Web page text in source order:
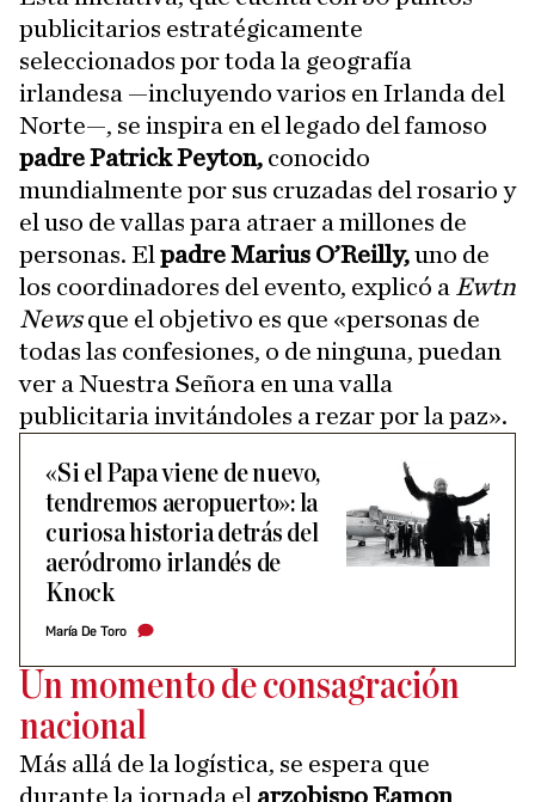
publicitarios estratégicamente
seleccionados por toda la geografía
irlandesa —incluyendo varios en Irlanda del
Norte—, se inspira en el legado del famoso
padre Patrick Peyton, conocido
mundialmente por sus cruzadas del rosario y
el uso de vallas para atraer a millones de
personas. El padre Marius O’Reilly,uno de
los coordinadores del evento, explicó a Ewtn
Newsque el objetivo es que «personas de
todas las confesiones, o de ninguna, puedan
ver a Nuestra Señora en una valla
publicitaria invitándoles a rezar por la paz».
«Si el Papa viene de nuevo,
tendremos aeropuerto»: la
curiosa historia detrás del
aeródromo irlandés de
Knock
María De Toro
Un momento de consagración
nacional
Más allá de la logística, se espera que
durante la jornada el arzobispo Eamon